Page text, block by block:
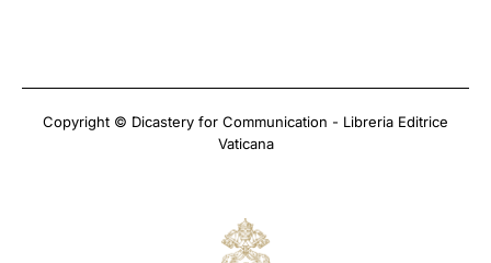
Copyright © Dicastery for Communication - Libreria Editrice
Vaticana